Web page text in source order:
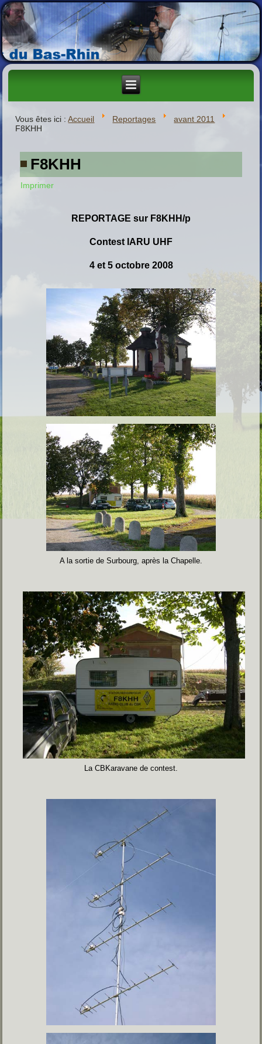
Vous êtes ici :Accueil Reportages
avant 2011
F8KHH
F8KHH
Imprimer
REPORTAGE sur F8KHH/p
Contest IARU UHF
4 et 5 octobre 2008
A la sortie de Surbourg, après la Chapelle.
La CBKaravane de contest.